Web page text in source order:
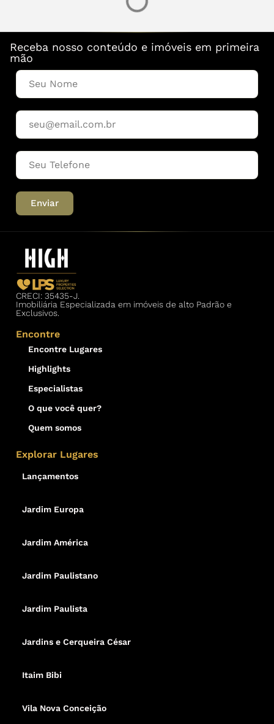
Receba nosso conteúdo e imóveis em primeira
mão
Enviar
CRECI: 35435-J.
Imobiliária Especializada em imóveis de alto Padrão e
Exclusivos.
Encontre
Encontre Lugares
Highlights
Especialistas
O que você quer?
Quem somos
Explorar Lugares
Lançamentos
Jardim Europa
Jardim América
Jardim Paulistano
Jardim Paulista
Jardins e Cerqueira César
Itaim Bibi
Vila Nova Conceição